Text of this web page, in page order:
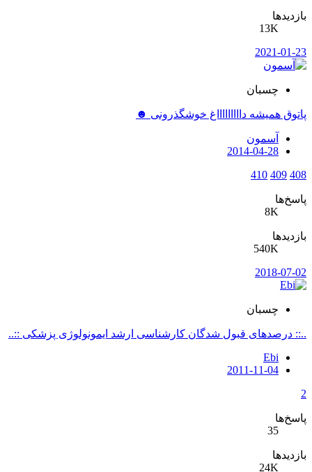
بازدیدها
13K
2021-01-23
چسبان
پاتوق همیشه داااااااااغ خوشگذرونی ☻
آسمون
2014-04-28
408
409
410
پاسخ‌ها
8K
بازدیدها
540K
2018-07-02
چسبان
..:: درصدهای قبول شدگان کارشناسی ارشد ایمونولوژی پزشکی ::..
Ebi
2011-11-04
2
پاسخ‌ها
35
بازدیدها
24K